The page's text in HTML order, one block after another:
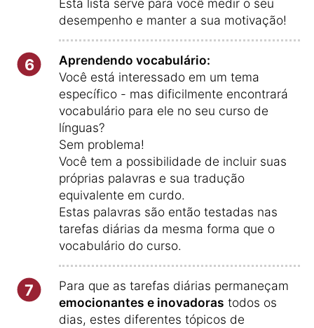
Esta lista serve para você medir o seu
desempenho e manter a sua motivação!
6
Aprendendo vocabulário:
Você está interessado em um tema
específico - mas dificilmente encontrará
vocabulário para ele no seu curso de
línguas?
Sem problema!
Você tem a possibilidade de incluir suas
próprias palavras e sua tradução
equivalente em curdo.
Estas palavras são então testadas nas
tarefas diárias da mesma forma que o
vocabulário do curso.
7
Para que as tarefas diárias permaneçam
emocionantes e inovadoras todos os
dias, estes diferentes tópicos de